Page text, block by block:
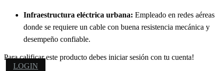
Infraestructura eléctrica urbana: Empleado en redes aéreas
donde se requiere un cable con buena resistencia mecánica y
desempeño confiable.
Para calificar este producto debes iniciar sesión con tu cuenta!
LOGIN